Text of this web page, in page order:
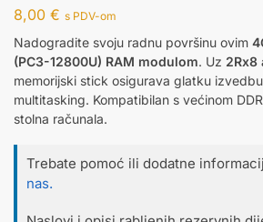
8,00 € s PDV-om
Nadogradite svoju radnu površinu ovim
(PC3-12800U) RAM modulom. Uz 2Rx8
memorijski stick osigurava glatku
multitasking. Kompatibilan s većinom
stolna računala.
Trebate pomoć ili dodatne
nas.